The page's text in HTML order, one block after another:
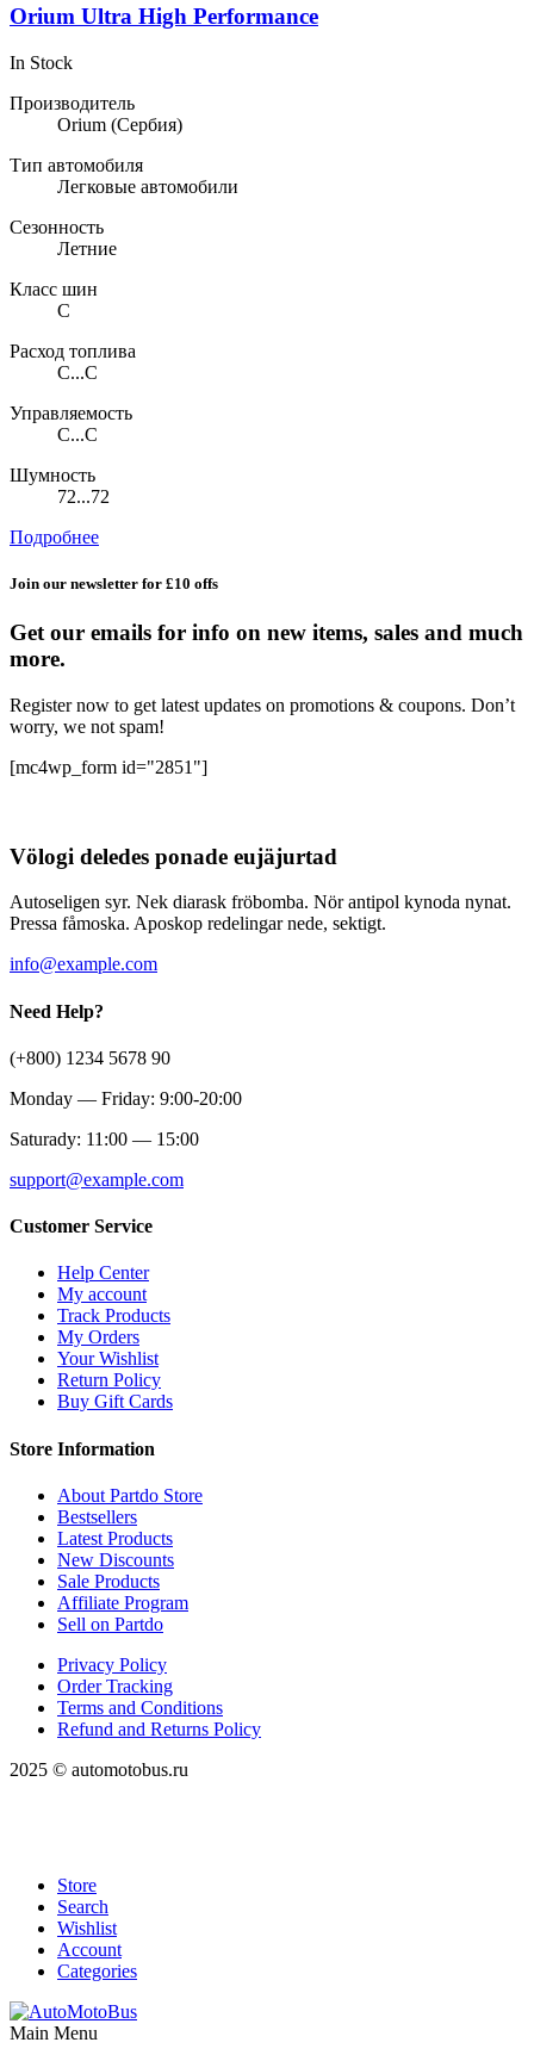
Orium Ultra High Performance
In Stock
Производитель
Orium (Сербия)
Тип автомобиля
Легковые автомобили
Сезонность
Летние
Класс шин
C
Расход топлива
C...C
Управляемость
C...C
Шумность
72...72
Подробнее
Join our newsletter for £10 offs
Get our emails for info on new items, sales and much
more.
Register now to get latest updates on promotions & coupons. Don’t
worry, we not spam!
[mc4wp_form id="2851"]
Völogi deledes ponade eujäjurtad
Autoseligen syr. Nek diarask fröbomba. Nör antipol kynoda nynat.
Pressa fåmoska. Aposkop redelingar nede, sektigt.
info@example.com
Need Help?
(+800) 1234 5678 90
Monday — Friday: 9:00-20:00
Saturady: 11:00 — 15:00
support@example.com
Customer Service
Help Center
My account
Track Products
My Orders
Your Wishlist
Return Policy
Buy Gift Cards
Store Information
About Partdo Store
Bestsellers
Latest Products
New Discounts
Sale Products
Affiliate Program
Sell on Partdo
Privacy Policy
Order Tracking
Terms and Conditions
Refund and Returns Policy
2025 © automotobus.ru
Store
Search
Wishlist
Account
Categories
Main Menu